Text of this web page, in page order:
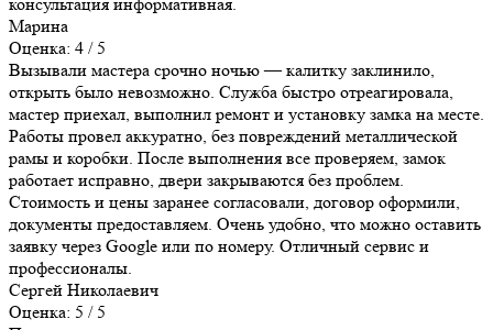
Марина
Оценка: 4 / 5
Вызывали мастера срочно ночью — калитку заклинило,
открыть было невозможно. Служба быстро отреагировала,
мастер приехал, выполнил ремонт и установку замка на месте.
Работы провел аккуратно, без повреждений металлической
рамы и коробки. После выполнения все проверяем, замок
работает исправно, двери закрываются без проблем.
Стоимость и цены заранее согласовали, договор оформили,
документы предоставляем. Очень удобно, что можно оставить
заявку через Google или по номеру. Отличный сервис и
профессионалы.
Сергей Николаевич
Оценка: 5 / 5